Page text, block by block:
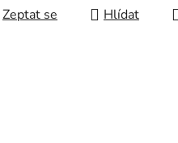
Zeptat se Hlídat